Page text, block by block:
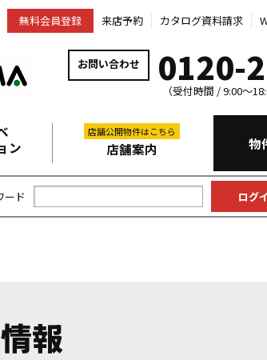
無料会員登録 来店予約 カタログ資料請求
お問い合わせ 0120-
（受付時間 / 9:00～
ン
店舗公開物件はこちら
店舗案内 物
ード
報